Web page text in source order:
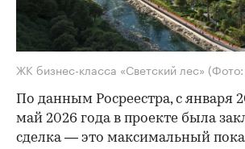
ЖК бизнес-класса «Светский лес»
По данным Росреестра, с января
май 2026 года в проекте была
сделка — это максимальный